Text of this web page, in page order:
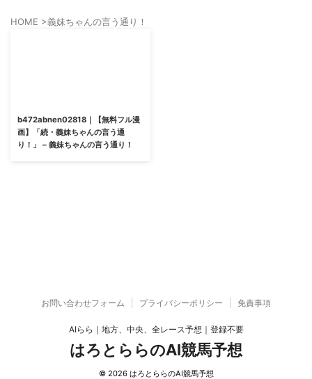
HOME >義妹ちゃんの言う通り！
b472abnen02818｜【無料フル漫
画】「続・義妹ちゃんの言う通
り！」 – 義妹ちゃんの言う通り！
お問い合わせフォーム プライバシーポリシー 免責事項
AIらら｜地方、中央、全レース予想｜登録不要
はろとららのAI競馬予想
© 2026 はろとららのAI競馬予想